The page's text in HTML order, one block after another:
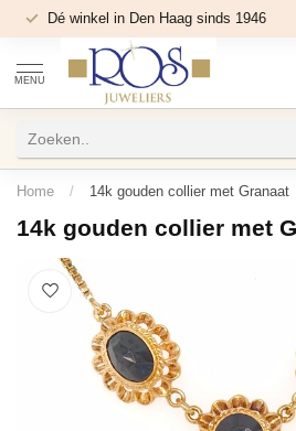
Dé winkel in Den Haag sinds 1946
MENU
Home / 14k gouden collier met Granaat
14k gouden collier met